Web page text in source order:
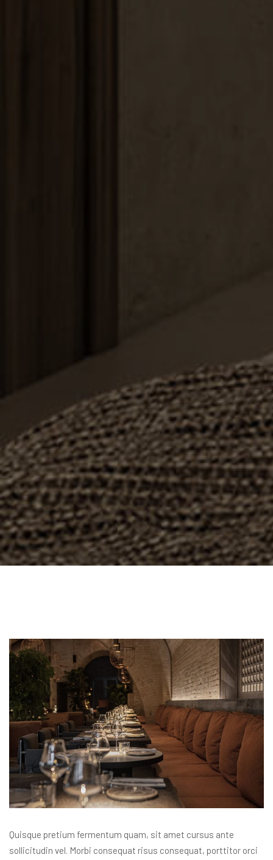
Quisque pretium fermentum quam, sit amet cursus ante
sollicitudin vel. Morbi consequat risus consequat, porttitor orci